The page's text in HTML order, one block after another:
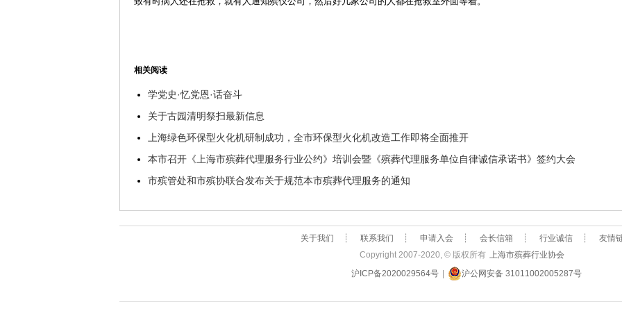
相关阅读
学党史·忆党恩·话奋斗
关于古园清明祭扫最新信息
上海绿色环保型火化机研制成功，全市环保型火化机改造工作即将全面推开
本市召开《上海市殡葬代理服务行业公约》培训会暨《殡葬代理服务单位自律诚信承诺书》签约大会
市殡管处和市殡协联合发布关于规范本市殡葬代理服务的通知
关于我们 ┊ 联系我们 ┊ 申请入会 ┊ 会长信箱 ┊ 行业诚信 ┊
友情
Copyright 2007-2020, © 版权所有 上海市殡葬行业协会
沪ICP备2020029564号
沪公网安备 31011002005287号